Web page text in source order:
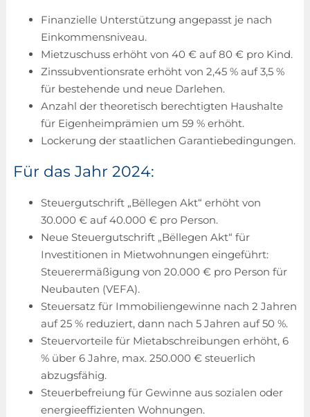
Finanzielle Unterstützung angepasst je nach
Einkommensniveau.
Mietzuschuss erhöht von 40 € auf 80 € pro Kind.
Zinssubventionsrate erhöht von 2,45 % auf 3,5 %
für bestehende und neue Darlehen.
Anzahl der theoretisch berechtigten Haushalte
für Eigenheimprämien um 59 % erhöht.
Lockerung der staatlichen Garantiebedingungen.
Für das Jahr 2024:
Steuergutschrift „Bëllegen Akt“ erhöht von
30.000 € auf 40.000 € pro Person.
Neue Steuergutschrift „Bëllegen Akt“ für
Investitionen in Mietwohnungen eingeführt:
Steuerermäßigung von 20.000 € pro Person für
Neubauten (VEFA).
Steuersatz für Immobiliengewinne nach 2 Jahren
auf 25 % reduziert, dann nach 5 Jahren auf 50 %.
Steuervorteile für Mietabschreibungen erhöht, 6
% über 6 Jahre, max. 250.000 € steuerlich
abzugsfähig.
Steuerbefreiung für Gewinne aus sozialen oder
energieeffizienten Wohnungen.